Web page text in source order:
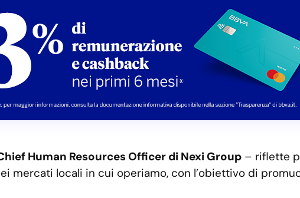
Human Resources Officer di Nexi Group – riflette
mercati locali in cui operiamo, con l’obiettivo di